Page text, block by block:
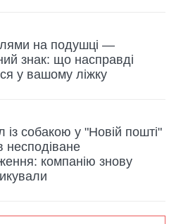
на подушці —
знак: що насправді
у вашому ліжку
із собакою у "Новій пошті"
несподіване
компанію знову